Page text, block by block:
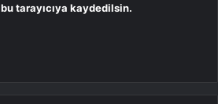
tarayıcıya kaydedilsin.